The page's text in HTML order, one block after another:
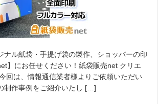
ナル紙袋・手提げ袋の製作、ショッパーの印
】にお任せください！紙袋販売net クリエ
回は、情報通信業者様よりご依頼いただい
制作事例をご紹介いたし […]